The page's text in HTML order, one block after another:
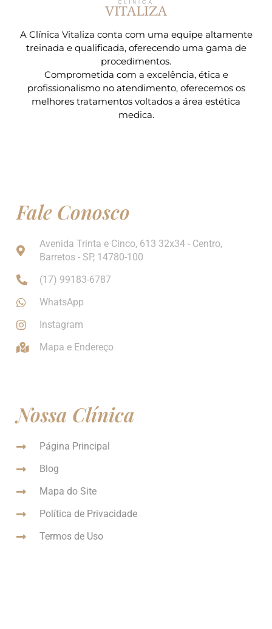
A Clínica Vitaliza conta com uma equipe altamente
treinada e qualificada, oferecendo uma gama de
procedimentos.
Comprometida com a excelência, ética e
profissionalismo no atendimento, oferecemos os
melhores tratamentos voltados a área estética
medica.
Fale Conosco
Avenida Trinta e Cinco, 613 32x34 - Centro,
Barretos - SP, 14780-100
(17) 99183-6787
WhatsApp
Instagram
Mapa e Endereço
Nossa Clínica
Página Principal
Blog
Mapa do Site
Política de Privacidade
Termos de Uso